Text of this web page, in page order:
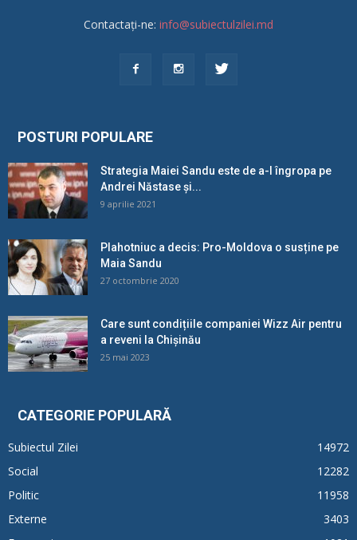
Contactați-ne: info@subiectulzilei.md
POSTURI POPULARE
Strategia Maiei Sandu este de a-l îngropa pe
Andrei Năstase și...
9 aprilie 2021
Plahotniuc a decis: Pro-Moldova o susține pe
Maia Sandu
27 octombrie 2020
Care sunt condițiile companiei Wizz Air pentru
a reveni la Chișinău
25 mai 2023
CATEGORIE POPULARĂ
Subiectul Zilei
14972
Social
12282
Politic
11958
Externe
3403